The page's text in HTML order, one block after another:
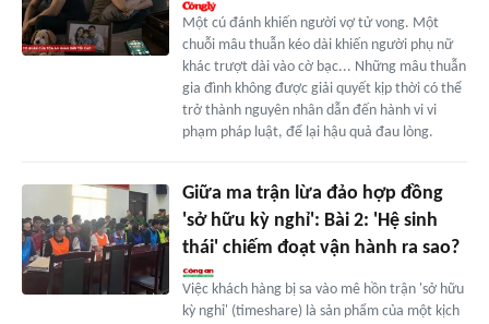
Một cú đánh khiến người vợ tử vong. Một
chuỗi mâu thuẫn kéo dài khiến người phụ nữ
khác trượt dài vào cờ bạc... Những mâu thuẫn
gia đình không được giải quyết kịp thời có thể
trở thành nguyên nhân dẫn đến hành vi vi
phạm pháp luật, để lại hậu quả đau lòng.
Giữa ma trận lừa đảo hợp đồng
'sở hữu kỳ nghỉ': Bài 2: 'Hệ sinh
thái' chiếm đoạt vận hành ra sao?
Việc khách hàng bị sa vào mê hồn trận 'sở hữu
kỳ nghỉ' (timeshare) là sản phẩm của một kịch